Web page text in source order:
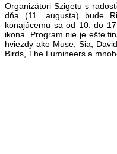
Organizátori Szigetu s
dňa (11. augusta) bude
konajúcemu sa od 10. do
ikona. Program nie je ešte
hviezdy ako Muse, Sia,
Birds, The Lumineers a